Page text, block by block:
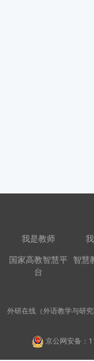
我是教师
国家高教智慧平
台
智慧
外研在线（外语教学与研
京公网安备：